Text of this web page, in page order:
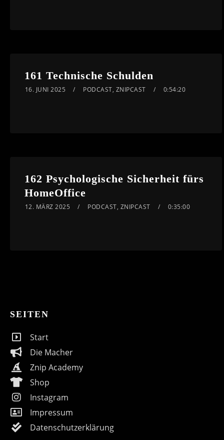
161 Technische Schulden
16. JUNI 2025 PODCAST, ZNIPCAST 0:54:20
162 Psychologische Sicherheit fürs
HomeOffice
12. MÄRZ 2025 PODCAST, ZNIPCAST 0:35:00
SEITEN
Start
Die Macher
Znip Academy
Shop
Instagram
Impressum
Datenschutzerklärung